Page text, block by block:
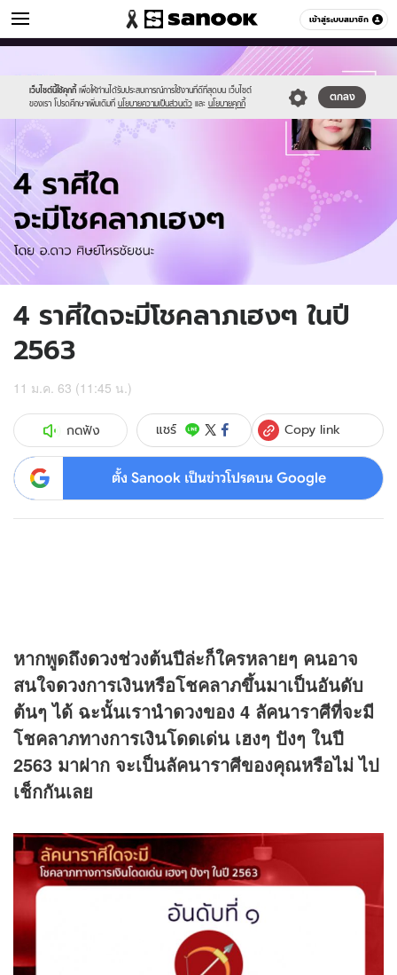
เข้าสู่ระบบสมาชิก
ดูดวง หมวดอื่นๆ
เว็บไซต์นี้ใช้คุกกี้ เพื่อให้ท่านได้รับประสบการณ์การใช้งานที่ดีที่สุดบน เว็บไซต์
ของเรา โปรดศึกษาเพิ่มเติมที่ นโยบายความเป็นส่วนตัว และ นโยบายคุกกี้
ตกลง
sanook.png
4 ราศีใดจะมีโชคลาภเฮงๆ ในปี
2563
11 ม.ค. 63 (11:45 น.)
กดฟัง แชร์ Copy link
ตั้ง Sanook เป็นข่าวโปรดบน Google
หากพูดถึงดวงช่วงต้นปีล่ะก็ใครหลายๆ คนอาจ
สนใจดวงการเงินหรือโชคลาภขึ้นมาเป็นอันดับ
ต้นๆ ได้ ฉะนั้นเรานำดวงของ 4 ลัคนาราศีที่จะมี
โชคลาภทางการเงินโดดเด่น เฮงๆ ปังๆ ในปี
2563 มาฝาก จะเป็นลัคนาราศีของคุณหรือไม่ ไป
เช็กกันเลย